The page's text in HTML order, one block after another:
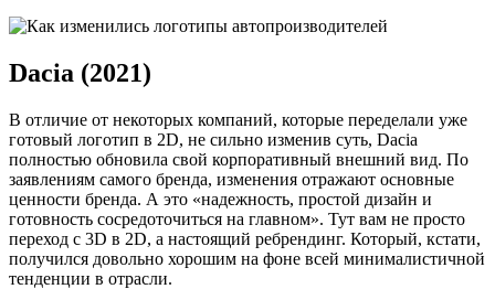
Dacia (2021)
В отличие от некоторых компаний, которые переделали уже
готовый логотип в 2D, не сильно изменив суть, Dacia
полностью обновила свой корпоративный внешний вид. По
заявлениям самого бренда, изменения отражают основные
ценности бренда. А это «надежность, простой дизайн и
готовность сосредоточиться на главном». Тут вам не просто
переход с 3D в 2D, а настоящий ребрендинг. Который, кстати,
получился довольно хорошим на фоне всей минималистичной
тенденции в отрасли.